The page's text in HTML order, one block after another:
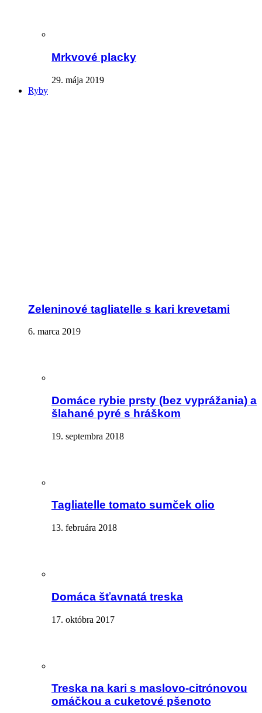
Mrkvové placky
29. mája 2019
Ryby
Zeleninové tagliatelle s kari krevetami
6. marca 2019
Domáce rybie prsty (bez vyprážania) a
šlahané pyré s hráškom
19. septembra 2018
Tagliatelle tomato sumček olio
13. februára 2018
Domáca šťavnatá treska
17. októbra 2017
Treska na kari s maslovo-citrónovou
omáčkou a cuketové pšenoto